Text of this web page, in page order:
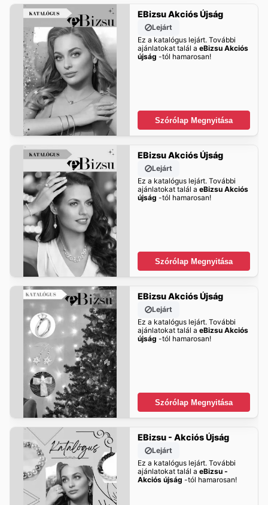
EBizsu Akciós Újság
Lejárt
Ez a katalógus lejárt. További
ajánlatokat talál a eBizsu Akciós
újság -tól hamarosan!
Szórólap Megnyitása
EBizsu Akciós Újság
Lejárt
Ez a katalógus lejárt. További
ajánlatokat talál a eBizsu Akciós
újság -tól hamarosan!
Szórólap Megnyitása
EBizsu Akciós Újság
Lejárt
Ez a katalógus lejárt. További
ajánlatokat talál a eBizsu Akciós
újság -tól hamarosan!
Szórólap Megnyitása
EBizsu - Akciós Újság
Lejárt
Ez a katalógus lejárt. További
ajánlatokat talál a eBizsu -
Akciós újság -tól hamarosan!